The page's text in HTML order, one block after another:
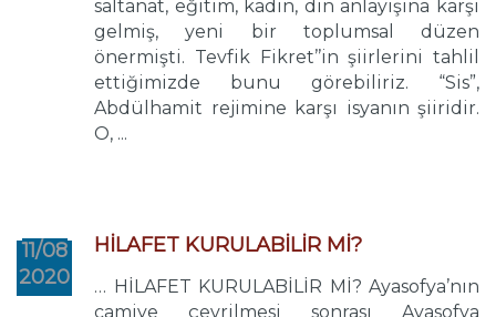
saltanat, eğitim, kadın, din anlayışına karşı
gelmiş, yeni bir toplumsal düzen
önermişti. Tevfik Fikret’’in şiirlerini tahlil
ettiğimizde bunu görebiliriz. “Sis”,
Abdülhamit rejimine karşı isyanın şiiridir.
O, ...
11/08
2020
HİLAFET KURULABİLİR Mİ?
… HİLAFET KURULABİLİR Mİ? Ayasofya’nın
camiye çevrilmesi sonrası Ayasofya